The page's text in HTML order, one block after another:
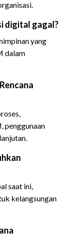
digital gagal?
yang
dalam
penggunaan
saat ini,
kelangsungan